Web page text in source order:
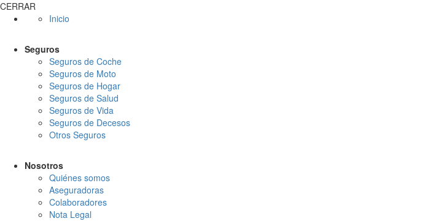
CERRAR
Inicio
Seguros
Seguros de Coche
Seguros de Moto
Seguros de Hogar
Seguros de Salud
Seguros de Vida
Seguros de Decesos
Otros Seguros
Nosotros
Quiénes somos
Aseguradoras
Colaboradores
Nota Legal